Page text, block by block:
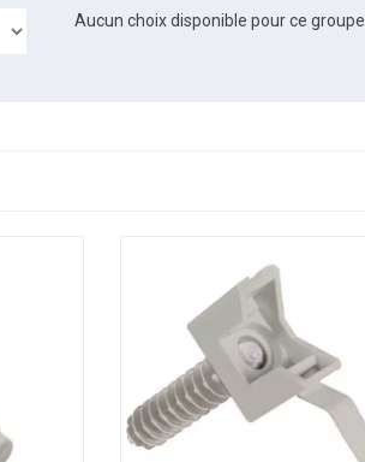
Aucun choix disponible pour ce groupe